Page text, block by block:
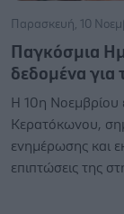
Παρασκευή, 10
Παγκόσμια
δεδομένα
Η 10η Νοεμβρίου
Κερατόκωνου,
ενημέρωσης και
επιπτώσεις της